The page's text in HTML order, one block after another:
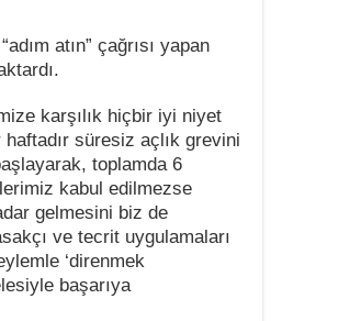
atın” çağrısı yapan
karşılık hiçbir iyi niyet
süresiz açlık grevini
toplamda 6
kabul edilmezse
gelmesini biz de
ve tecrit uygulamaları
‘direnmek
başarıya